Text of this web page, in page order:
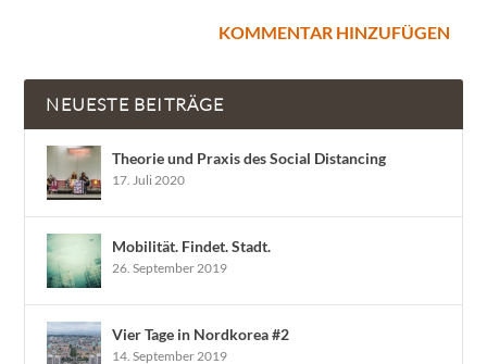
NEUESTE BEITRÄGE
Theorie und Praxis des Social Distancing
17. Juli 2020
Mobilität. Findet. Stadt.
26. September 2019
Vier Tage in Nordkorea #2
14. September 2019